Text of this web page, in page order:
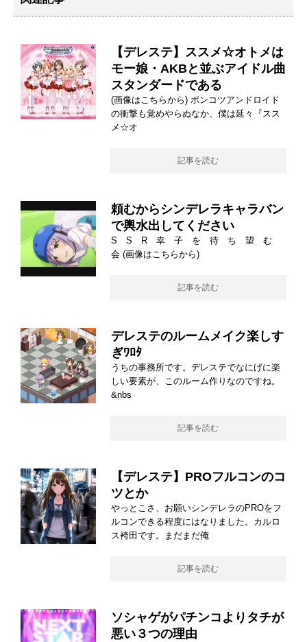
【デレステ】ススメ☆オトメは
モー娘・AKBと並ぶアイドル曲
スタンダードである
(画像はこちらから) ポンコツアンドロイド
の衝撃も覚めやらぬなか、僕は延々『スス
メ☆オ
記事を読む
頼むからシンデレラキャラバン
で輿水出してください
S S R 幸 子 を 待 ち 望 む
会 (画像はこちらから)
記事を読む
デレステのルームメイク楽しす
ぎﾜﾛﾀ
うちの事務所です。デレステでなにげに楽
しい要素が、このルーム作りなのですね。
&nbs
記事を読む
【デレステ】PROフルコンのコ
ツとか
やっとこさ、お願いシンデレラのPROをフ
ルコンできる程度にはなりました。カルロ
ス袴田です。まだまだ俺
記事を読む
ソシャゲがパチンコよりタチが
悪い３つの理由